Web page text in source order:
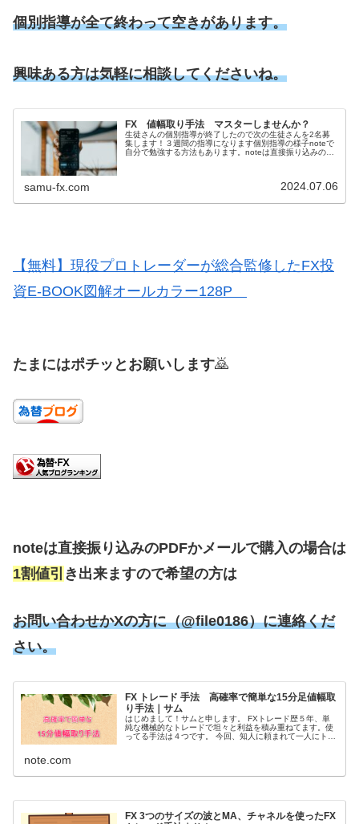
個別指導が全て終わって空きがあります。
興味ある方は気軽に相談してくださいね。
FX 値幅取り手法 マスターしませんか？
生徒さんの個別指導が終了したので次の生徒さんを2名募
集します！３週間の指導になります個別指導の様子noteで
自分で勉強する方法もあります。noteは直接振り込みの
samu-fx.com 2024.07.06
【無料】現役プロトレーダーが総合監修したFX投
資E-BOOK図解オールカラー128P
たまにはポチッとお願いします🙇
noteは直接振り込みのPDFかメールで購入の場合は
1割値引 き出来ますので希望の方は
お問い合わせかXの方に（@file0186）に連絡くだ
さい。
FX トレード 手法 高確率で簡単な15分足値幅取
り手法｜サム
はじめまして！サムと申します。 FXトレード歴５年、単
純な機械的なトレードで坦々と利益を積み重ねてます。使
ってる手法は４つです。 今回、知人に頼まれて一人にトレ
note.com
FX 3つのサイズの波とMA、チャネルを使ったFX